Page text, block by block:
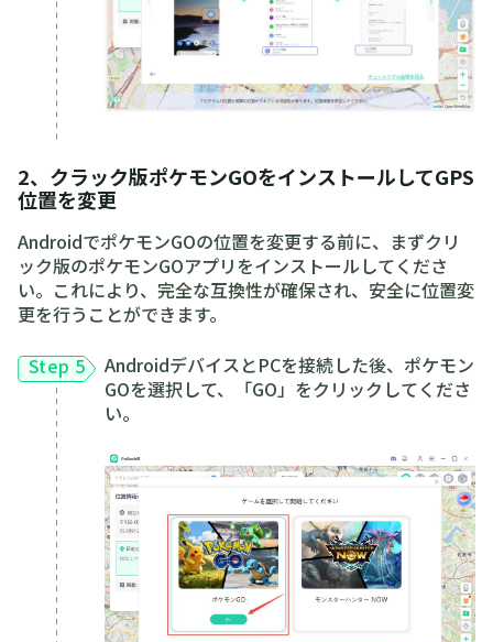
2、クラック版ポケモンGOをインストールしてGPS
位置を変更
AndroidでポケモンGOの位置を変更する前に、まずクリ
ック版のポケモンGOアプリをインストールしてくださ
い。これにより、完全な互換性が確保され、安全に位置変
更を行うことができます。
Step 5
AndroidデバイスとPCを接続した後、ポケモン
GOを選択して、「GO」をクリックしてくださ
い。